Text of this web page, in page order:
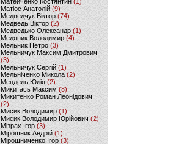
Матіос Анатолій (9)
Медведчук Віктор(74)
Медведь Віктор (2)
Медведько Олександр (1)
Медяник Володимир(4)
Мельник Петро (3)
Мельничук Максим Дмитрович
(3)
Мельничук Сергій (1)
Мельніченко Микола (2)
Мендель Юлія (2)
Микитась Максим (8)
Микитенко Роман Леонідович
(2)
Мисик Володимир (1)
Мисик Володимир Юрійович(2)
Мізрах Ігор(3)
Мірошник Андрій(1)
Мірошниченко Ігор (3)